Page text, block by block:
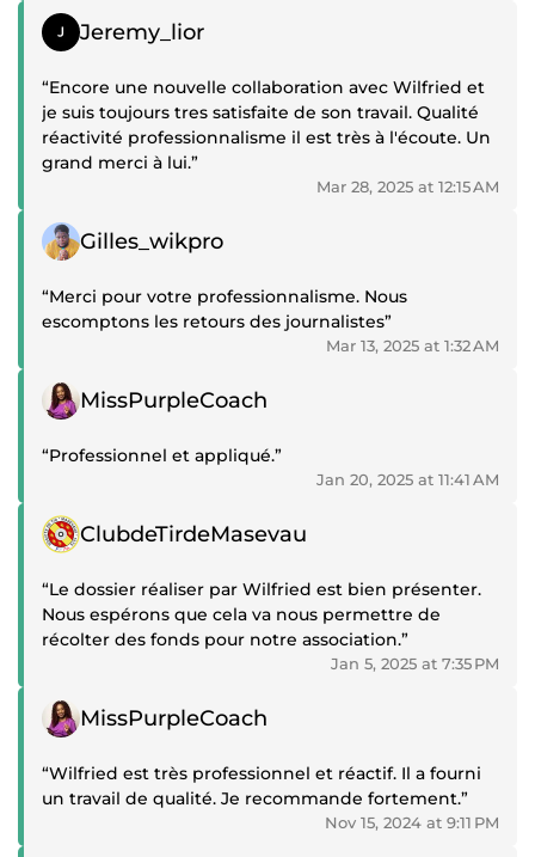
Positive review
Jeremy_lior
“Encore une nouvelle collaboration avec Wilfried et
je suis toujours tres satisfaite de son travail. Qualité
réactivité professionnalisme il est très à l'écoute. Un
grand merci à lui.”
Mar 28, 2025 at 12:15 AM
Positive review
Gilles_wikpro
“Merci pour votre professionnalisme. Nous
escomptons les retours des journalistes”
Mar 13, 2025 at 1:32 AM
Positive review
MissPurpleCoach
“Professionnel et appliqué.”
Jan 20, 2025 at 11:41 AM
Positive review
ClubdeTirdeMasevau
“Le dossier réaliser par Wilfried est bien présenter.
Nous espérons que cela va nous permettre de
récolter des fonds pour notre association.”
Jan 5, 2025 at 7:35 PM
Positive review
MissPurpleCoach
“Wilfried est très professionnel et réactif. Il a fourni
un travail de qualité. Je recommande fortement.”
Nov 15, 2024 at 9:11 PM